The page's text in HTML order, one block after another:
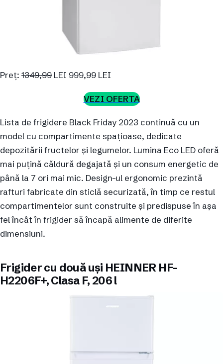
Preț: 1349,99 LEI 999,99 LEI
VEZI OFERTA
Lista de frigidere Black Friday 2023 continuă cu un
model cu compartimente spațioase, dedicate
depozitării fructelor și legumelor. Lumina Eco LED oferă
mai puțină căldură degajată și un consum energetic de
până la 7 ori mai mic. Design-ul ergonomic prezintă
rafturi fabricate din sticlă securizată, în timp ce restul
compartimentelor sunt construite și predispuse în așa
fel încât în frigider să încapă alimente de diferite
dimensiuni.
Frigider cu două uși HEINNER HF-
H2206F+, Clasa F, 206 l